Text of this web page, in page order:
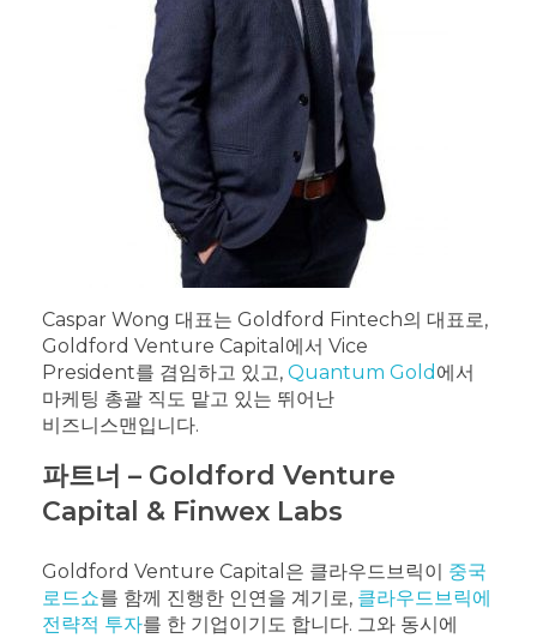
Caspar Wong 대표는 Goldford Fintech의 대표로,
Goldford Venture Capital에서 Vice
President를 겸임하고 있고, Quantum Gold 에서
마케팅 총괄 직도 맡고 있는 뛰어난
비즈니스맨입니다.
파트너 – Goldford Venture
Capital & Finwex Labs
Goldford Venture Capital은 클라우드브릭이 중국
로드쇼를 함께 진행한 인연을 계기로, 클라우드브릭에
전략적 투자를 한 기업이기도 합니다. 그와 동시에